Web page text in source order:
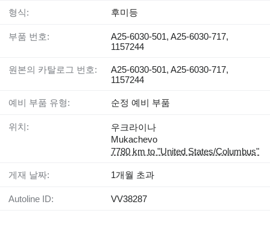
형식: 후미등
부품 번호:
A25-6030-501, A25-6030-717,
1157244
원본의 카탈로그 번호:
A25-6030-501, A25-6030-717,
1157244
예비 부품 유형: 순정 예비 부품
위치:
우크라이나
Mukachevo
7780 km to "United States/Columbus"
게재 날짜: 1개월 초과
Autoline ID: VV38287